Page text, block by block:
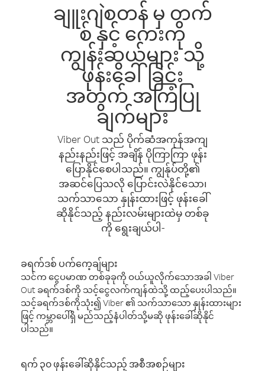
ချူးဂျဲစတန် မှ တက်
စ် နှင့် ကေးကို
ကျွန်းဆွယ်များ သို့
ဖုန်းခေါ်ခြင်း
အတွက် အကြံပြု
ချက်များ
Viber Out သည် ပိုက်ဆံအကုန်အကျ
နည်းနည်းဖြင့် အချိန် ပိုကြာကြာ ဖုန်း
ပြောနိုင်စေပါသည်။ ကျွန်ုပ်တို့၏
အဆင်ပြေသလို ပြောင်းလဲနိုင်သော၊
သက်သာသော နှုန်းထားဖြင့် ဖုန်းခေါ်
ဆိုနိုင်သည့် နည်းလမ်းများထဲမှ တစ်ခု
ကို ရွေးချယ်ပါ-
ခရက်ဒစ် ပက်ကေ့ချ်များ
သင်က ငွေပမာဏ တစ်ခုခုကို ဝယ်ယူလိုက်သောအခါ Viber
Out ခရက်ဒစ်ကို သင့်ငွေလက်ကျန်ထဲသို့ ထည့်ပေးပါသည်။
သင့်ခရက်ဒစ်ကိုသုံး၍ Viber ၏ သက်သာသော နှုန်းထားများ
ဖြင့် ကမ္ဘာပေါ်ရှိ မည်သည့်နံပါတ်သို့မဆို ဖုန်းခေါ်ဆိုနိုင်
ပါသည်။
ရက် ၃၀ ဖုန်းခေါ်ဆိုနိုင်သည့် အစီအစဉ်များ